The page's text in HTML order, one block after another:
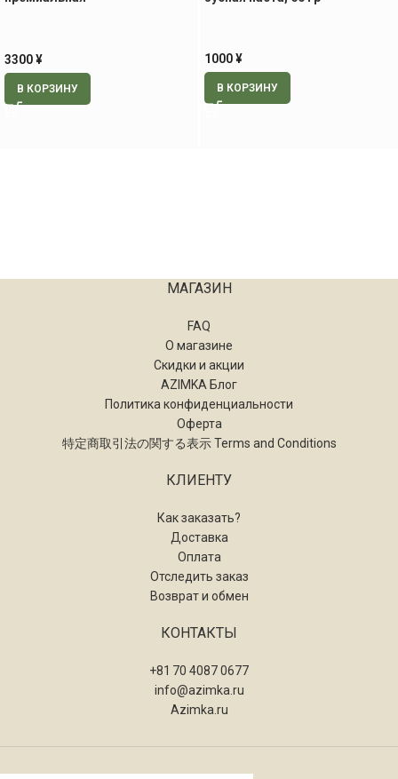
3300¥
В КОРЗИНУ
1000¥
В КОРЗИНУ
МАГАЗИН
FAQ
О магазине
Скидки и акции
AZIMKA Блог
Политика конфиденциальности
Оферта
特定商取引法の関する表示 Terms and Conditions
КЛИЕНТУ
Как заказать?
Доставка
Оплата
Отследить заказ
Возврат и обмен
КОНТАКТЫ
+81 70 4087 0677
info@azimka.ru
Azimka.ru